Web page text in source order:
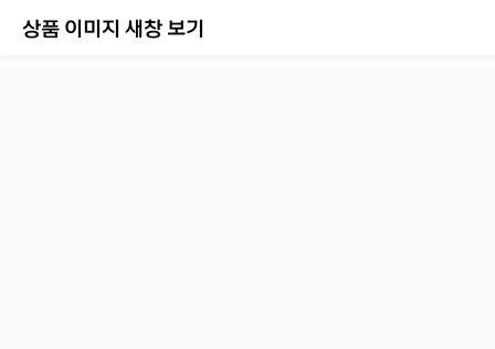
상품 이미지 새창 보기